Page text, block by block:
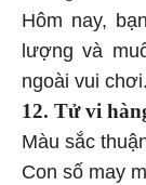
Hôm nay,
lượng và
ngoài vui chơi.
12. Tử vi
Màu sắc
Con số may